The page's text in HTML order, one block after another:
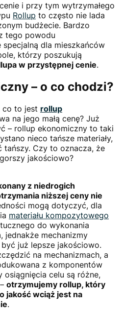
i przy tym wytrzymałego
Rollup to często nie lada
budżecie. Bardzo
tego powodu
dla mieszkańców
którzy poszukują
w przystępnej cenie.
– o co chodzi?
co to jest rollup
na jego małą cenę? Już
– rollup ekonomiczny to taki
nieco tańsze materiały,
tańszy. Czy to oznacza, że
jakościowo?
z niedrogich
niższej ceny nie
mogą dotyczyć, dla
materiału kompozytowego
do wykonania
jednakże mechanizmy
już lepsze jakościowo.
na mechanizmach, a
z komponentów
celu są różne,
otrzymujemy rollup, który
jakość wciąż jest na
.